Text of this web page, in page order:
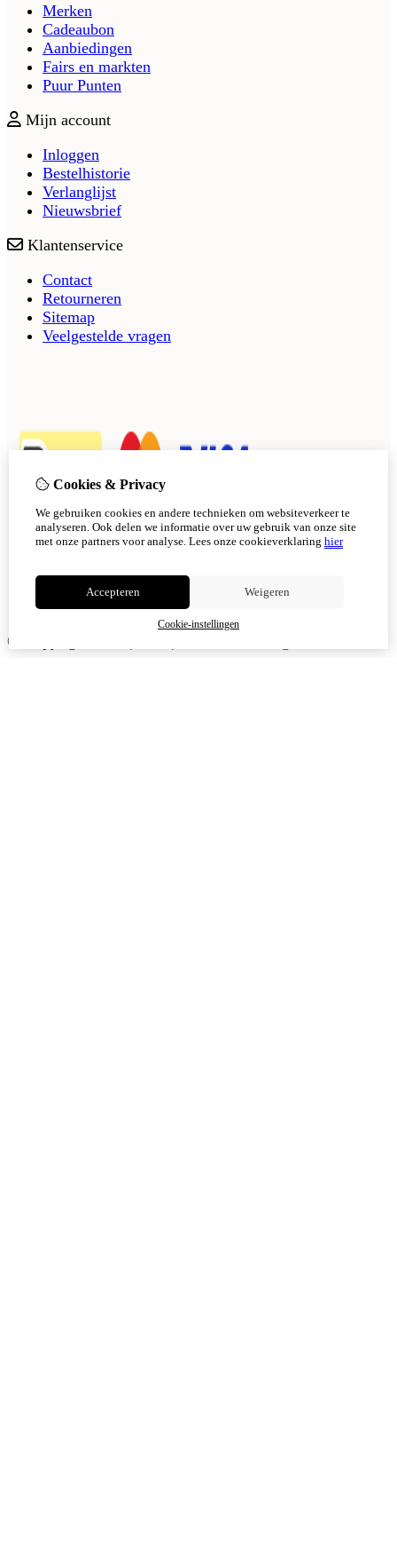
Merken
Cadeaubon
Aanbiedingen
Fairs en markten
Puur Punten
Mijn account
Inloggen
Bestelhistorie
Verlanglijst
Nieuwsbrief
Klantenservice
Contact
Retourneren
Sitemap
Veelgestelde vragen
© Copyright 2026
Cookies & Privacy
We gebruiken cookies en andere technieken om websiteverkeer te
analyseren. Ook delen we informatie over uw gebruik van onze site
met onze partners voor analyse. Lees onze cookieverklaring hier
Accepteren Weigeren
Cookie-instellingen